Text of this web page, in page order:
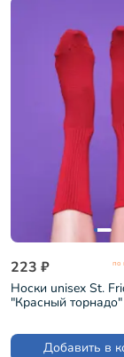
223 ₽ по
Носки unisex St.
"Красный
Добавить в